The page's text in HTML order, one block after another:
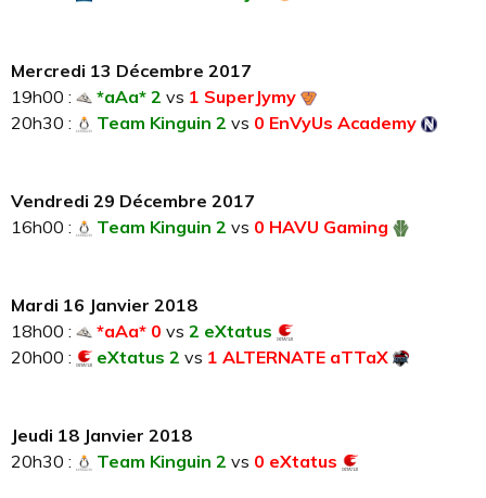
Mercredi 13 Décembre 2017
19h00 :
*aAa* 2 vs 1 SuperJymy
20h30 :
Team Kinguin 2 vs 0 EnVyUs Academy
Vendredi 29 Décembre 2017
16h00 :
Team Kinguin 2 vs 0 HAVU Gaming
Mardi 16 Janvier 2018
18h00 :
*aAa* 0 vs 2 eXtatus
20h00 :
eXtatus 2 vs 1 ALTERNATE aTTaX
Jeudi 18 Janvier 2018
20h30 :
Team Kinguin 2 vs 0 eXtatus